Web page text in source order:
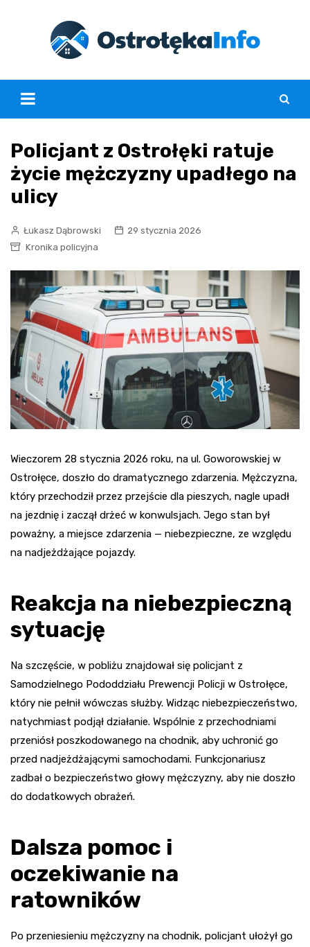
Policjant z Ostrołęki ratuje
życie mężczyzny upadłego na
ulicy
Łukasz Dąbrowski
29 stycznia 2026
Kronika policyjna
Wieczorem 28 stycznia 2026 roku, na ul. Goworowskiej w
Ostrołęce, doszło do dramatycznego zdarzenia. Mężczyzna,
który przechodził przez przejście dla pieszych, nagle upadł
na jezdnię i zaczął drżeć w konwulsjach. Jego stan był
poważny, a miejsce zdarzenia — niebezpieczne, ze względu
na nadjeżdżające pojazdy.
Reakcja na niebezpieczną
sytuację
Na szczęście, w pobliżu znajdował się policjant z
Samodzielnego Pododdziału Prewencji Policji w Ostrołęce,
który nie pełnił wówczas służby. Widząc niebezpieczeństwo,
natychmiast podjął działanie. Wspólnie z przechodniami
przeniósł poszkodowanego na chodnik, aby uchronić go
przed nadjeżdżającymi samochodami. Funkcjonariusz
zadbał o bezpieczeństwo głowy mężczyzny, aby nie doszło
do dodatkowych obrażeń.
Dalsza pomoc i
oczekiwanie na
ratowników
Po przeniesieniu mężczyzny na chodnik, policjant ułożył go